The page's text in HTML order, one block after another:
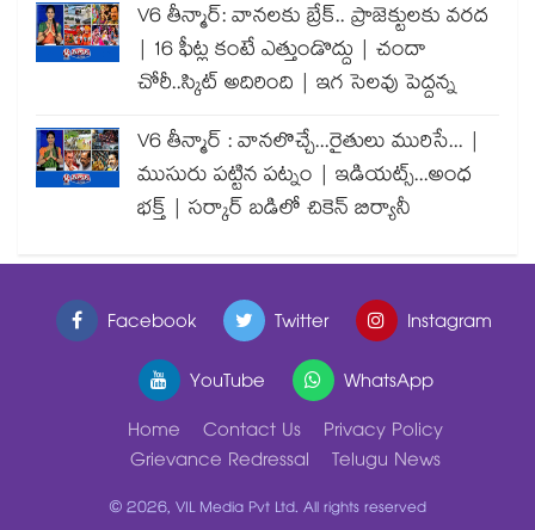
V6 తీన్మార్: వానలకు బ్రేక్.. ప్రాజెక్టులకు వరద
| 16 ఫీట్ల కంటే ఎత్తుండొద్దు | చందా
చోరీ..స్కిట్ అదిరింది | ఇగ సెలవు పెద్దన్న
V6 తీన్మార్ : వానలొచ్చే...రైతులు మురిసే... |
ముసురు పట్టిన పట్నం | ఇడియట్స్...అంధ
భక్త్ | సర్కార్ బడిలో చికెన్ బిర్యానీ
Facebook Twitter
Instagram
YouTube
WhatsApp
Home
Contact Us
Privacy Policy
Grievance Redressal
Telugu News
© 2026, VIL Media Pvt Ltd. All rights reserved